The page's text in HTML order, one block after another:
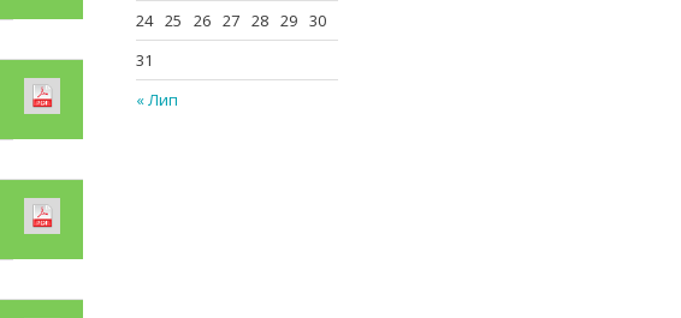
« Лип
24 25 26 27 28 29 30
31